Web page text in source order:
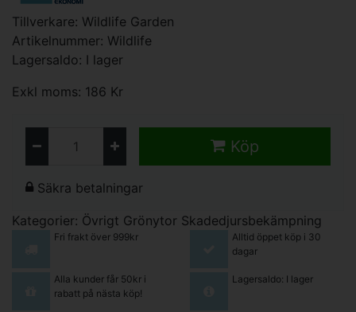
Tillverkare: Wildlife Garden
Artikelnummer: Wildlife
Lagersaldo: I lager
Exkl moms: 186 Kr
Köp
Säkra betalningar
Kategorier: Övrigt Grönytor Skadedjursbekämpning
Fri frakt över 999kr
Alltid öppet köp i 30
dagar
Alla kunder får 50kr i
rabatt på nästa köp!
Lagersaldo: I lager